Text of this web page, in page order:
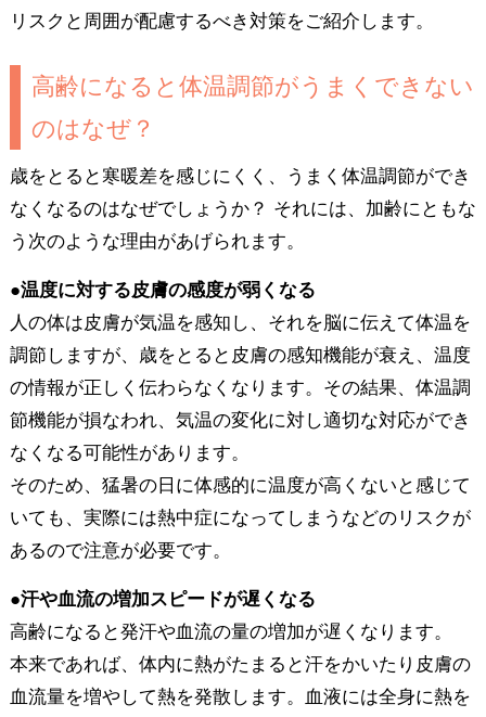
リスクと周囲が配慮するべき対策をご紹介します。
高齢になると体温調節がうまくできない
のはなぜ？
歳をとると寒暖差を感じにくく、うまく体温調節ができ
なくなるのはなぜでしょうか？ それには、加齢にともな
う次のような理由があげられます。
●温度に対する皮膚の感度が弱くなる
人の体は皮膚が気温を感知し、それを脳に伝えて体温を
調節しますが、歳をとると皮膚の感知機能が衰え、温度
の情報が正しく伝わらなくなります。その結果、体温調
節機能が損なわれ、気温の変化に対し適切な対応ができ
なくなる可能性があります。
そのため、猛暑の日に体感的に温度が高くないと感じて
いても、実際には熱中症になってしまうなどのリスクが
あるので注意が必要です。
●汗や血流の増加スピードが遅くなる
高齢になると発汗や血流の量の増加が遅くなります。
本来であれば、体内に熱がたまると汗をかいたり皮膚の
血流量を増やして熱を発散します。血液には全身に熱を